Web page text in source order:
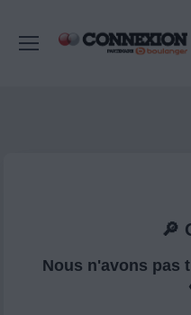
🔎
Nous n'avons pas